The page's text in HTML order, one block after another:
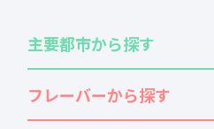
主要都市から探す
フレーバーから探す